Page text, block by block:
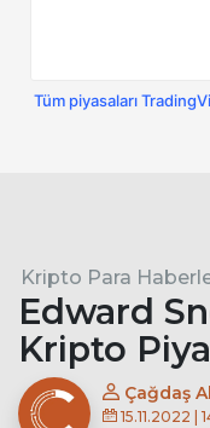
Tüm piyasaları
Kripto Para
Edward
Kripto
Çağdaş
15.11.2022 |